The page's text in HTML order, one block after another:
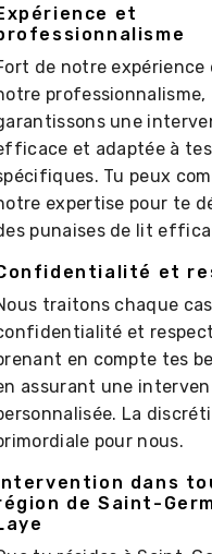
et
de notre expérience
professionnalisme,
une
et adaptée à
Tu peux
expertise pour te
punaises de lit
et
traitons chaque
et
en compte tes
assurant une
La
pour nous.
Intervention dans
de Saint-